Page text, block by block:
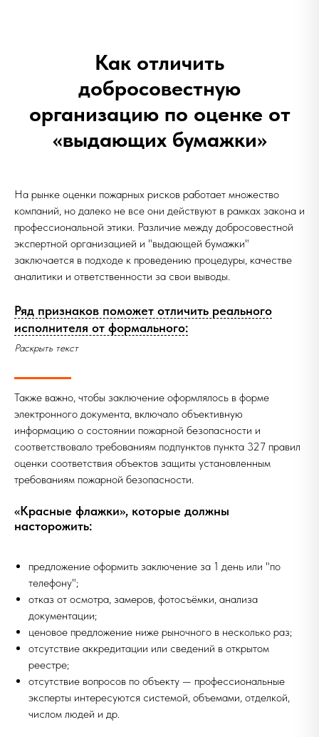
Как отличить
добросовестную
организацию по оценке от
«выдающих бумажки»
На рынке оценки пожарных рисков работает множество
компаний, но далеко не все они действуют в рамках закона и
профессиональной этики. Различие между добросовестной
экспертной организацией и "выдающей бумажки"
заключается в подходе к проведению процедуры, качестве
аналитики и ответственности за свои выводы.
Ряд признаков поможет отличить реального
исполнителя от формального:
Раскрыть текст
Также важно, чтобы заключение оформлялось в форме
электронного документа, включало объективную
информацию о состоянии пожарной безопасности и
соответствовало требованиям подпунктов пункта 327 правил
оценки соответствия объектов защиты установленным
требованиям пожарной безопасности.
«Красные флажки», которые должны
насторожить:
предложение оформить заключение за 1 день или "по
телефону";
отказ от осмотра, замеров, фотосъёмки, анализа
документации;
ценовое предложение ниже рыночного в несколько раз;
отсутствие аккредитации или сведений в открытом
реестре;
отсутствие вопросов по объекту — профессиональные
эксперты интересуются системой, объемами, отделкой,
числом людей и др.